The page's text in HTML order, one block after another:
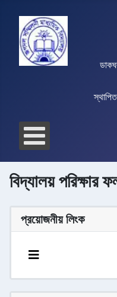
ডাকঘর:
স্থাপিতঃ
বিদ্যালয় পরিক্ষার
প্রয়োজনীয় লিংক